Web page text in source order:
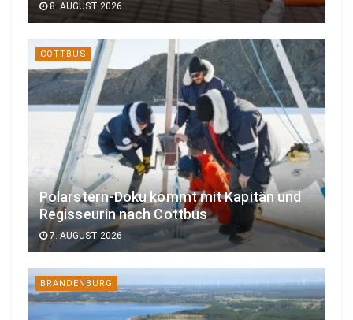
8. AUGUST 2026
COTTBUS
Polarstern-Doku kommt mit Kapitän und
Regisseurin nach Cottbus
7. AUGUST 2026
BRANDENBURG